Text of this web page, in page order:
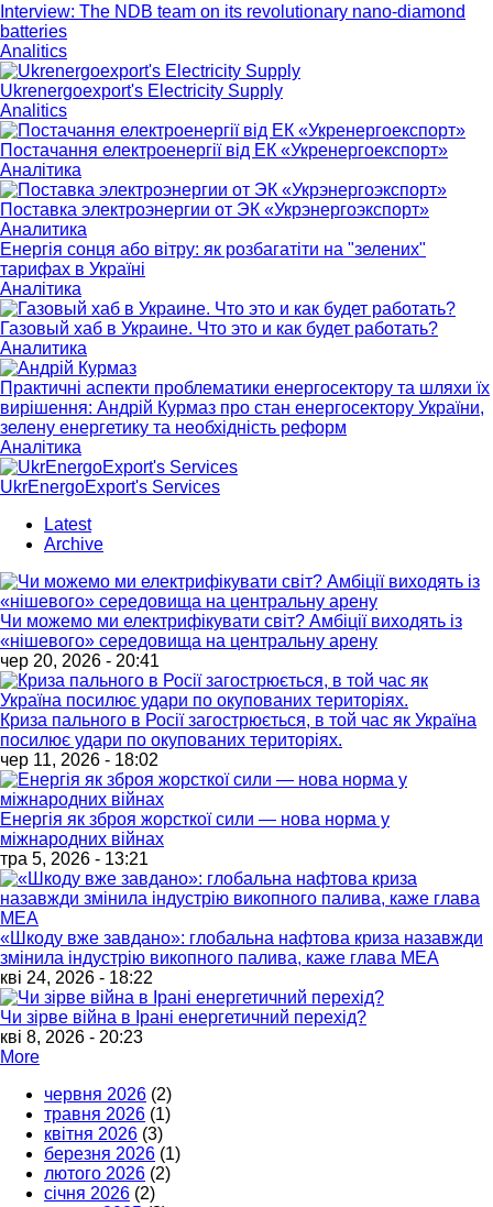
Interview: The NDB team on its revolutionary nano-diamond
batteries
Analitics
Ukrenergoexport's Electricity Supply
Analitics
Постачання електроенергії від ЕК «Укренергоекспорт»
Аналітика
Поставка электроэнергии от ЭК «Укрэнергоэкспорт»
Аналитика
Енергія сонця або вітру: як розбагатіти на "зелених"
тарифах в Україні
Аналітика
Газовый хаб в Украине. Что это и как будет работать?
Аналитика
Практичні аспекти проблематики енергосектору та шляхи їх
вирішення: Андрій Курмаз про стан енергосектору України,
зелену енергетику та необхідність реформ
Аналітика
UkrEnergoExport's Services
Latest
Archive
Чи можемо ми електрифікувати світ? Амбіції виходять із
«нішевого» середовища на центральну арену
чер 20, 2026 - 20:41
Криза пального в Росії загострюється, в той час як Україна
посилює удари по окупованих територіях.
чер 11, 2026 - 18:02
Енергія як зброя жорсткої сили — нова норма у
міжнародних війнах
тра 5, 2026 - 13:21
«Шкоду вже завдано»: глобальна нафтова криза назавжди
змінила індустрію викопного палива, каже глава МЕА
кві 24, 2026 - 18:22
Чи зірве війна в Ірані енергетичний перехід?
кві 8, 2026 - 20:23
More
червня 2026 (2)
травня 2026 (1)
квітня 2026 (3)
березня 2026 (1)
лютого 2026 (2)
січня 2026 (2)